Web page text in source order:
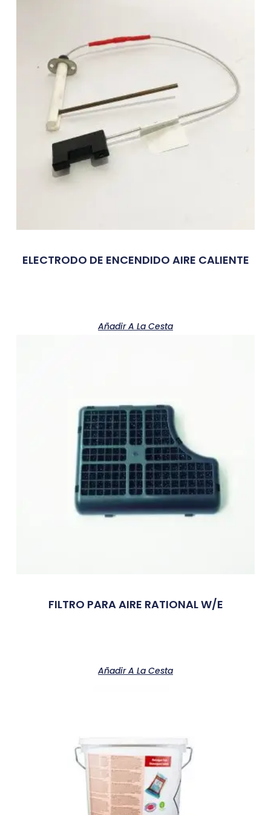
ELECTRODO DE ENCENDIDO AIRE CALIENTE
Añadir A La Cesta
FILTRO PARA AIRE RATIONAL W/E
Añadir A La Cesta